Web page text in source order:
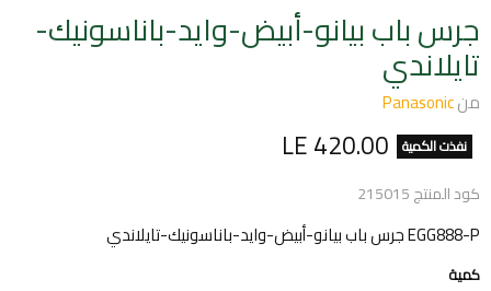
جرس باب بيانو-أبيض-وايد-باناسونيك-
تايلاندي
منPanasonic
نفذت الكمية السعر الحالي
LE 420.00
كود المنتج215015
EGG888-P جرس باب بيانو-أبيض-وايد-باناسونيك-تايلاندي
كمية